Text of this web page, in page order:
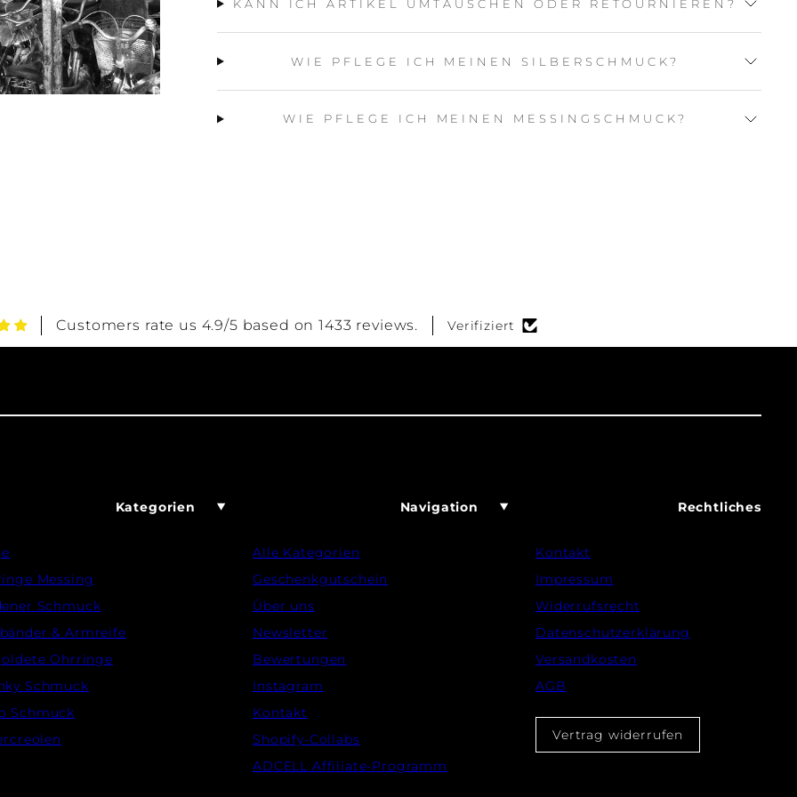
KANN ICH ARTIKEL UMTAUSCHEN ODER RETOURNIEREN?
WIE PFLEGE ICH MEINEN SILBERSCHMUCK?
WIE PFLEGE ICH MEINEN MESSINGSCHMUCK?
Customers rate us 4.9/5 based on 1433 reviews. Verifiziert
Kategorien
Messing
Schmuck
& Armreife
Ohrringe
Schmuck
Schmuck
Navigation
Alle Kategorien
Geschenkgutschein
Über uns
Newsletter
Bewertungen
Instagram
Kontakt
Shopify-Collabs
ADCELL Affiliate-Programm
Rechtliches
Kontakt
Impressum
Widerrufsrecht
Datenschutzerklärung
Versandkosten
AGB
Vertrag widerrufen